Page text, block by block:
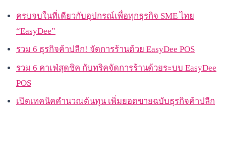
ครบจบในที่เดียวกับอุปกรณ์เพื่อทุกธุรกิจ SME ไทย
“EasyDee”
รวม 6 ธุรกิจค้าปลีก! จัดการร้านด้วย EasyDee POS
รวม 6 คาเฟ่สุดชิค กับทริคจัดการร้านด้วยระบบ EasyDee
POS
เปิดเทคนิคคำนวณต้นทุน เพิ่มยอดขายฉบับธุรกิจค้าปลีก